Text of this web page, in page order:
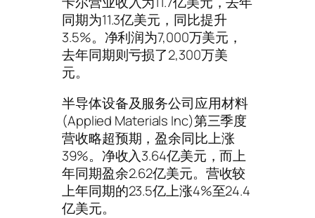
同期为11.3亿美元，同比提升
3.5%。净利润为7,000万美元，
去年同期则亏损了2,300万美
元。
半导体设备及服务公司应用材料
(Applied Materials Inc)第三季度
营收略超预期，盈余同比上涨
39%。净收入3.64亿美元，而上
年同期盈余2.62亿美元。营收较
上年同期的23.5亿上涨4%至24.4
亿美元。